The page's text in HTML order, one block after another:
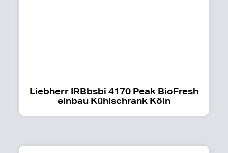
Liebherr IRBbsbi 4170 Peak BioFresh
einbau Kühlschrank Köln